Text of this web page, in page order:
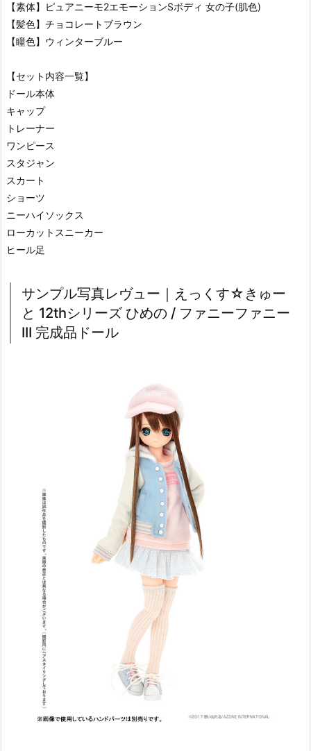
【素体】ピュアニーモ2エモーションSボディ 女の子(肌色)
【髪色】チョコレートブラウン
【瞳色】ウィンターブルー
【セット内容一覧】
ドール本体
キャップ
トレーナー
ワンピース
スタジャン
スカート
ショーツ
ニーハイソックス
ローカットスニーカー
ヒール足
サンプル写真レヴュー｜えっくす☆きゅー
と 12thシリーズ ひめの / ファニーファニー
III 完成品ドール